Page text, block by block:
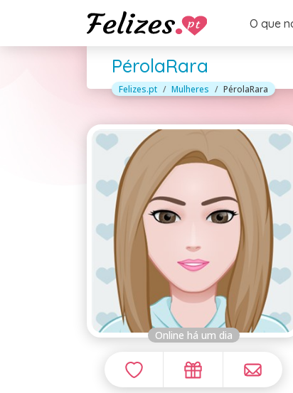
O que
PérolaRara
Felizes.pt Mulheres PérolaRara
Online há um dia